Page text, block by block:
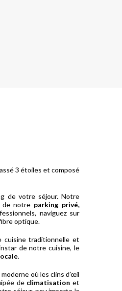
3 étoiles et composé
de votre séjour. Notre
de notre parking privé,
naviguez sur
optique.
cuisine traditionnelle et
de notre cuisine, le
.
où les clins d’œil
de climatisationet